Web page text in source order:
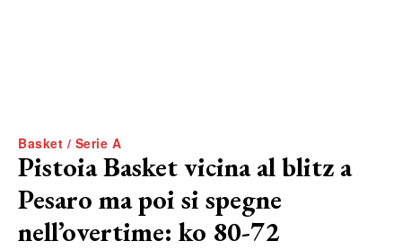
Basket / Serie A
Pistoia Basket vicina al blitz a
Pesaro ma poi si spegne
nell’overtime: ko 80-72